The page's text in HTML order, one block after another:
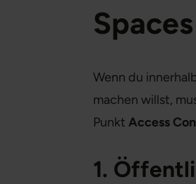
Wenn du
machen willst,
Punkt Access
1.